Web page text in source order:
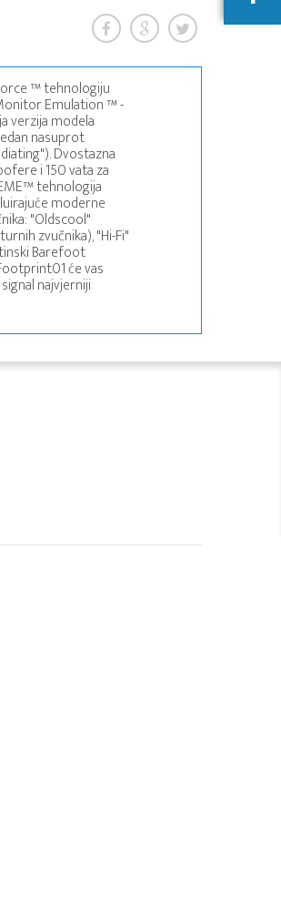
™ tehnologiju
Emulation ™ -
verzija modela
nasuprot
Dvostazna
i 150 vata za
tehnologija
moderne
"Oldscool"
zvučnika), "Hi-Fi"
Barefoot
će vas
najvjerniji